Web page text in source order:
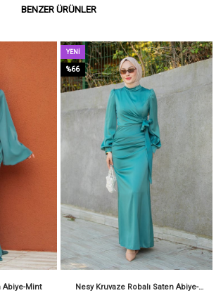
BENZER ÜRÜNLER
Abiye-Mint Nesy Kruvaze Robalı Saten Abiye-
%66
YENI
ÜRÜN